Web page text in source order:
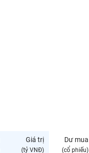
Giá trị
(tỷ VNĐ)
Dư mua
(cổ phiếu)